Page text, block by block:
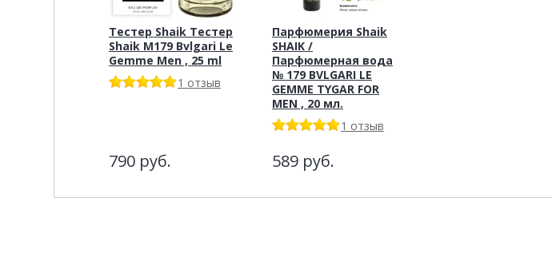
Тестер Shaik Тестер
Shaik M179 Bvlgari Le
Gemme Men , 25 ml
1 отзыв
790 руб.
Парфюмерия Shaik
SHAIK /
Парфюмерная вода
№ 179 BVLGARI LE
GEMME TYGAR FOR
MEN , 20 мл.
1 отзыв
589 руб.